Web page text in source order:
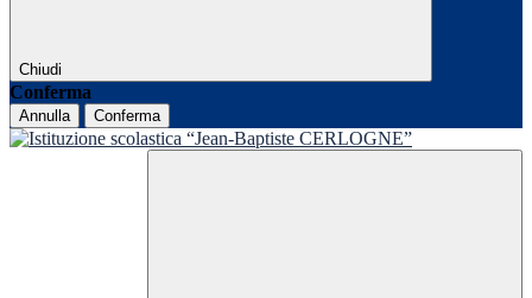
Chiudi
Conferma
Annulla Conferma